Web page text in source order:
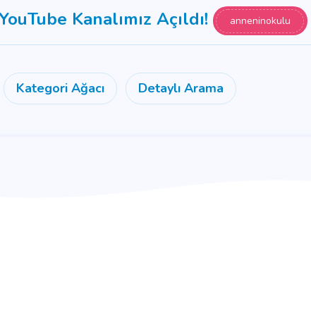
Kanalımız Açıldı! anneninokulu
Kategori Ağacı Detaylı Arama